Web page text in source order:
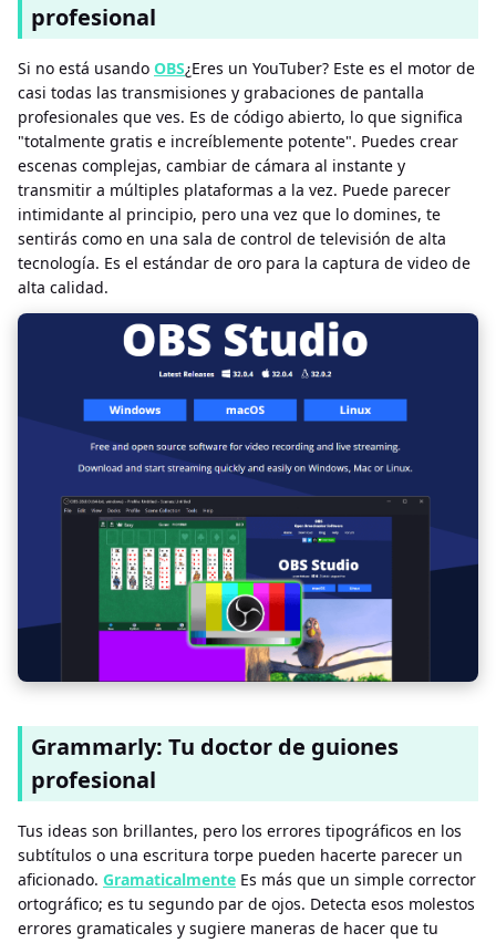
profesional
Si no está usando OBS¿Eres un YouTuber? Este es el motor de
casi todas las transmisiones y grabaciones de pantalla
profesionales que ves. Es de código abierto, lo que significa
"totalmente gratis e increíblemente potente". Puedes crear
escenas complejas, cambiar de cámara al instante y
transmitir a múltiples plataformas a la vez. Puede parecer
intimidante al principio, pero una vez que lo domines, te
sentirás como en una sala de control de televisión de alta
tecnología. Es el estándar de oro para la captura de video de
alta calidad.
Grammarly: Tu doctor de guiones
profesional
Tus ideas son brillantes, pero los errores tipográficos en los
subtítulos o una escritura torpe pueden hacerte parecer un
aficionado. Gramaticalmente Es más que un simple corrector
ortográfico; es tu segundo par de ojos. Detecta esos molestos
errores gramaticales y sugiere maneras de hacer que tu